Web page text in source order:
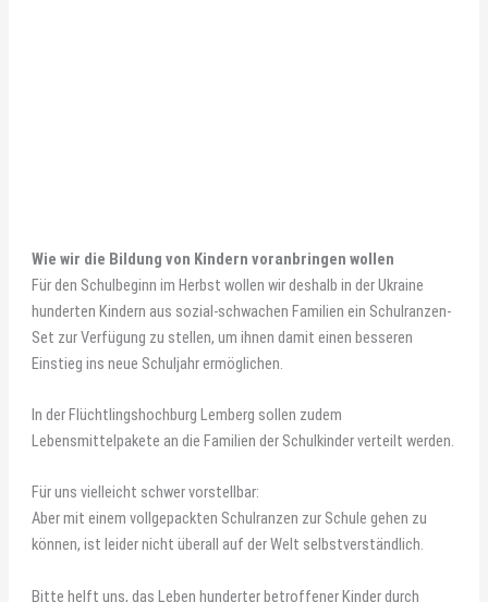
Wie wir die Bildung von Kindern voranbringen wollen
Für den Schulbeginn im Herbst wollen wir deshalb in der Ukraine
hunderten Kindern aus sozial-schwachen Familien ein Schulranzen-
Set zur Verfügung zu stellen, um ihnen damit einen besseren
Einstieg ins neue Schuljahr ermöglichen.
In der Flüchtlingshochburg Lemberg sollen zudem
Lebensmittelpakete an die Familien der Schulkinder verteilt werden.
Für uns vielleicht schwer vorstellbar:
Aber mit einem vollgepackten Schulranzen zur Schule gehen zu
können, ist leider nicht überall auf der Welt selbstverständlich.
Bitte helft uns, das Leben hunderter betroffener Kinder durch